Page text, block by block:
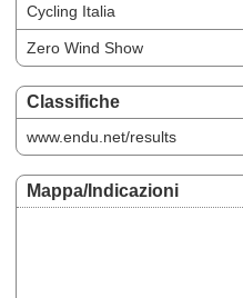
Cycling Italia
Zero Wind Show
Classifiche
www.endu.net/results
Mappa/Indicazioni